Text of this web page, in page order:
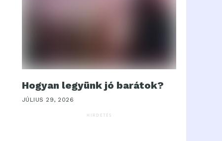
Hogyan legyünk jó barátok?
JÚLIUS 29, 2026
HIRDETÉS